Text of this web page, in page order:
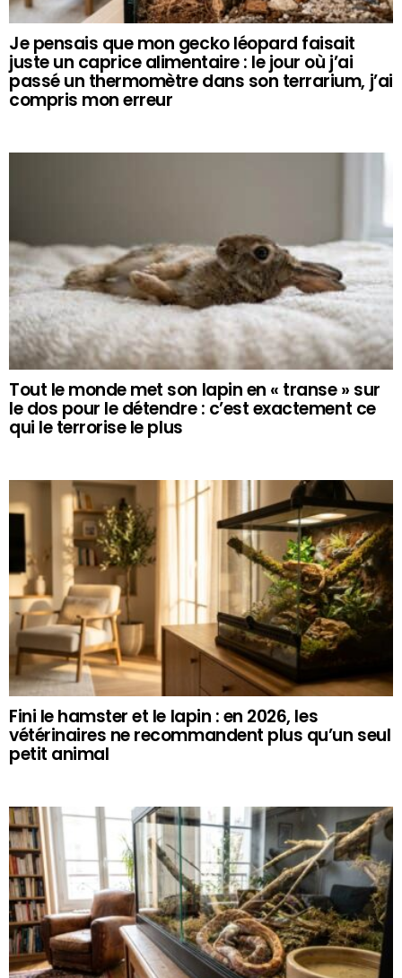
Je pensais que mon gecko léopard faisait
juste un caprice alimentaire : le jour où j’ai
passé un thermomètre dans son terrarium, j’ai
compris mon erreur
Tout le monde met son lapin en « transe » sur
le dos pour le détendre : c’est exactement ce
qui le terrorise le plus
Fini le hamster et le lapin : en 2026, les
vétérinaires ne recommandent plus qu’un seul
petit animal